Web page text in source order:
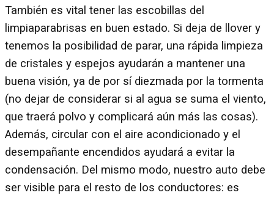
También es vital tener las escobillas del
limpiaparabrisas en buen estado. Si deja de llover y
tenemos la posibilidad de parar, una rápida limpieza
de cristales y espejos ayudarán a mantener una
buena visión, ya de por sí diezmada por la tormenta
(no dejar de considerar si al agua se suma el viento,
que traerá polvo y complicará aún más las cosas).
Además, circular con el aire acondicionado y el
desempañante encendidos ayudará a evitar la
condensación. Del mismo modo, nuestro auto debe
ser visible para el resto de los conductores: es